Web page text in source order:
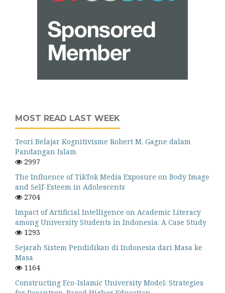
MOST READ LAST WEEK
Teori Belajar Kognitivisme Robert M. Gagne dalam
Pandangan Islam
2997
The Influence of TikTok Media Exposure on Body Image
and Self-Esteem in Adolescents
2704
Impact of Artificial Intelligence on Academic Literacy
among University Students in Indonesia: A Case Study
1293
Sejarah Sistem Pendidikan di Indonesia dari Masa ke
Masa
1164
Constructing Eco-Islamic University Model: Strategies